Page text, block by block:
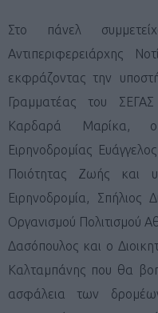
Στο πάνελ
Αντιπεριφερειάρχης
εκφράζοντας την
Γραμματέας του
Καρδαρά Μαρίκα, ο
Ειρηνοδρομίας
Ποιότητας Ζωής και
Ειρηνοδρομία, Σπήλιος
Οργανισμού Πολιτισμού
Δασόπουλος και ο
Καλταμπάνης που θα
ασφάλεια των